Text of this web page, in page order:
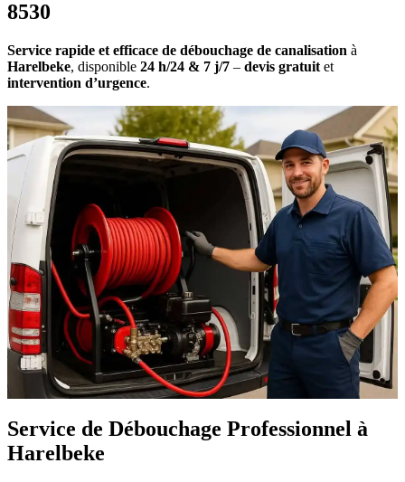
8530
Service rapide et efficace de débouchage de canalisation à
Harelbeke, disponible 24 h/24 & 7 j/7 – devis gratuit et
intervention d’urgence.
Service de Débouchage Professionnel à
Harelbeke